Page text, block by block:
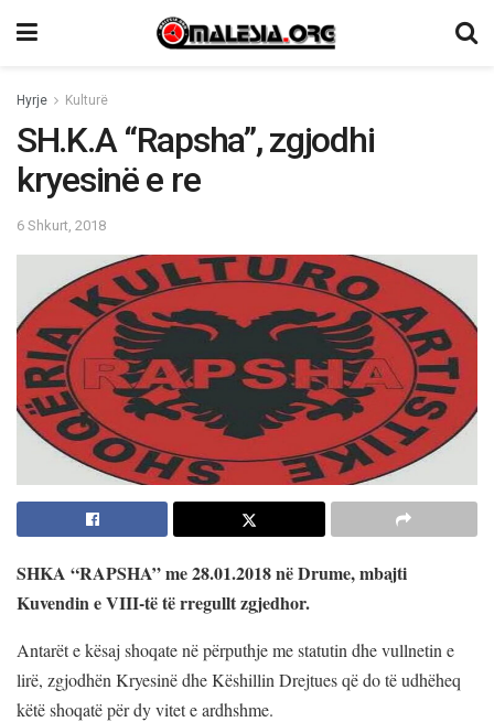
Hyrje Kulturë
SH.K.A “Rapsha”, zgjodhi
kryesinë e re
6 Shkurt, 2018
SHKA “RAPSHA” me 28.01.2018 në Drume, mbajti
Kuvendin e VIII-të të rregullt zgjedhor.
Antarët e kësaj shoqate në përputhje me statutin dhe vullnetin e
lirë, zgjodhën Kryesinë dhe Këshillin Drejtues që do të udhëheq
këtë shoqatë për dy vitet e ardhshme.